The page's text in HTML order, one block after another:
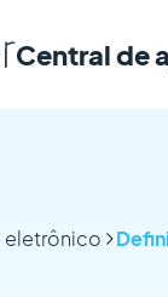
Central de